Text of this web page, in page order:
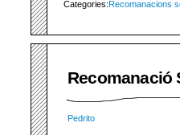
Categories:Recomanacions
Recomanació
Pedrito